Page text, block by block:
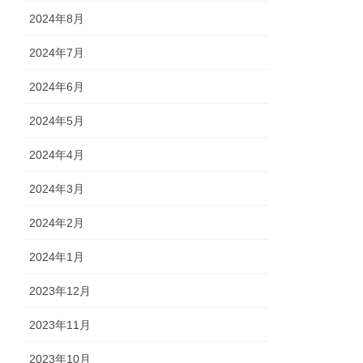
2024年8月
2024年7月
2024年6月
2024年5月
2024年4月
2024年3月
2024年2月
2024年1月
2023年12月
2023年11月
2023年10月